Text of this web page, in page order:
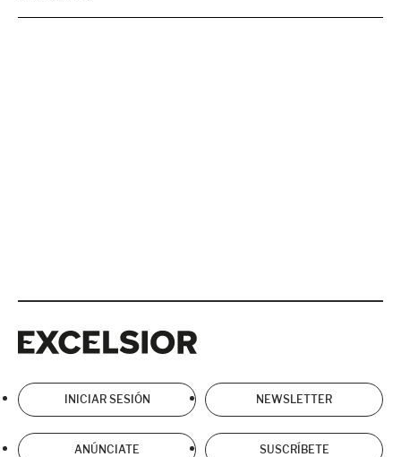
INICIAR SESIÓN NEWSLETTER
ANÚNCIATE SUSCRÍBETE